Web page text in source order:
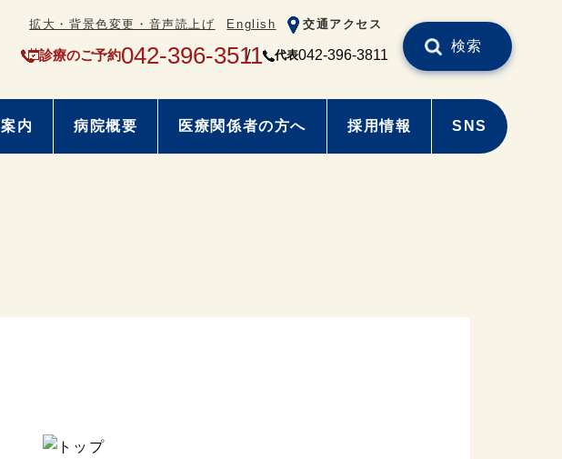
拡大・背景色変更・音声読上げ English 交通アクセス
診療のご予約042-396-3511 代表042-396-3811
検索
内 病院概要 医療関係者の方へ 採用情報 SNS